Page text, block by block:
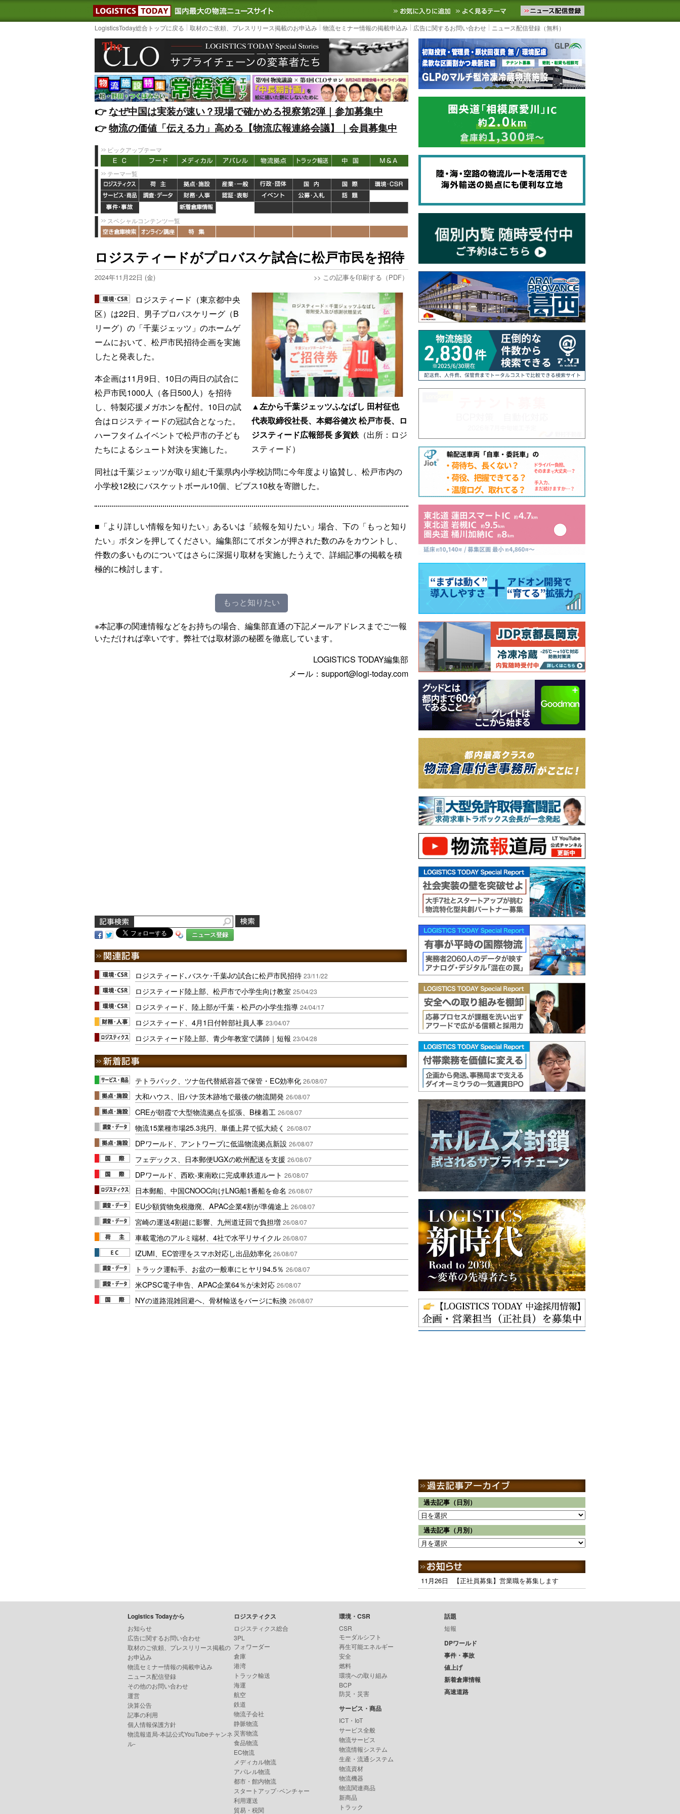
LOGISTICS TODAY｜国内最大の物流ニュースサイト3PL, SCMなど国内外の最新の物流ニュースをお届けします。物流ニュースメール配信を登録す
お気に入りに追加 よく見るテーマ
LogisticsToday総合トップに戻る 取材のご依頼、プレスリリース掲載のお申込み 物流セミナー情報の掲載申込み 広告に関するお問い合わせ ニュース配信登録（無料）
👉️なぜ中国は実装が速い？現場で確かめる視察第2弾｜参加募集中
👉️物流の価値「伝える力」高める【物流広報連絡会議】｜会員募集中
ピックアップテーマ
テーマ一覧
スペシャルコンテンツ一覧
ロジスティードがプロバスケ試合に松戸市民を招待
2024年11月22日 (金) >> この記事を印刷する（PDF）
▲左から千葉ジェッツふなばし 田村征也
代表取締役社長、本郷谷健次 松戸市長、ロ
ジスティード広報部長 多賀鉄 （出所：ロジ
スティード）
ロジスティード（東京都中央
区）は22日、男子プロバスケリーグ（B
リーグ）の「千葉ジェッツ」のホームゲ
ームにおいて、松戸市民招待企画を実施
したと発表した。
本企画は11月9日、10日の両日の試合に
松戸市民1000人（各日500人）を招待
し、特製応援メガホンを配付。10日の試
合はロジスティードの冠試合となった。
ハーフタイムイベントで松戸市の子ども
たちによるシュート対決を実施した。
同社は千葉ジェッツが取り組む千葉県内小学校訪問に今年度より協賛し、松戸市内の
小学校12校にバスケットボール10個、ビブス10枚を寄贈した。
■「より詳しい情報を知りたい」あるいは「続報を知りたい」場合、下の「もっと知り
たい」ボタンを押してください。編集部にてボタンが押された数のみをカウントし、
件数の多いものについてはさらに深掘り取材を実施したうえで、詳細記事の掲載を積
極的に検討します。
もっと知りたい
※本記事の関連情報などをお持ちの場合、編集部直通の下記メールアドレスまでご一報
いただければ幸いです。弊社では取材源の秘匿を徹底しています。
LOGISTICS TODAY編集部
メール：support@logi-today.com
ニュース登録
ロジスティード､バスケ･千葉Jの試合に松戸市民招待 23/11/22
ロジスティード陸上部、松戸市で小学生向け教室 25/04/23
ロジスティード、陸上部が千葉・松戸の小学生指導 24/04/17
ロジスティード、4月1日付幹部社員人事 23/04/07
ロジスティード陸上部、青少年教室で講師｜短報 23/04/28
テトラパック、ツナ缶代替紙容器で保管・EC効率化 26/08/07
大和ハウス、旧パナ茨木跡地で最後の物流開発 26/08/07
CREが朝霞で大型物流拠点を拡張、B棟着工 26/08/07
物流15業種市場25.3兆円、単価上昇で拡大続く 26/08/07
DPワールド、アントワープに低温物流拠点新設 26/08/07
フェデックス、日本郵便UGXの欧州配送を支援 26/08/07
DPワールド、西欧-東南欧に完成車鉄道ルート 26/08/07
日本郵船、中国CNOOC向けLNG船1番船を命名 26/08/07
EU少額貨物免税撤廃、APAC企業4割が準備途上 26/08/07
宮崎の運送4割超に影響、九州道迂回で負担増 26/08/07
車載電池のアルミ端材、4社で水平リサイクル 26/08/07
IZUMI、EC管理をスマホ対応し出品効率化 26/08/07
トラック運転手、お盆の一般車にヒヤリ94.5％ 26/08/07
米CPSC電子申告、APAC企業64％が未対応 26/08/07
NYの道路混雑回避へ、骨材輸送をバージに転換 26/08/07
過去記事（日別）
過去記事（月別）
11月26日 【正社員募集】営業職を募集します
Logistics Todayから
お知らせ
広告に関するお問い合わせ
取材のご依頼、プレスリリース掲載の
お申込み
物流セミナー情報の掲載申込み
ニュース配信登録
その他のお問い合わせ
運営
決算公告
記事の利用
個人情報保護方針
物流報道局-本誌公式YouTubeチャンネ
ル-
ロジスティクス
ロジスティクス総合
3PL
フォワーダー
倉庫
港湾
トラック輸送
海運
航空
鉄道
物流子会社
静脈物流
災害物流
食品物流
EC物流
メディカル物流
アパレル物流
都市・館内物流
スタートアップ･ベンチャー
利用運送
貿易・税関
環境・CSR
CSR
モーダルシフト
再生可能エネルギー
安全
燃料
環境への取り組み
BCP
防災・災害
サービス・商品
ICT・IoT
サービス全般
物流サービス
物流情報システム
生産・流通システム
物流資材
物流機器
物流関連商品
新商品
トラック
話題
短報
DPワールド
事件・事故
値上げ
新着倉庫情報
高速道路